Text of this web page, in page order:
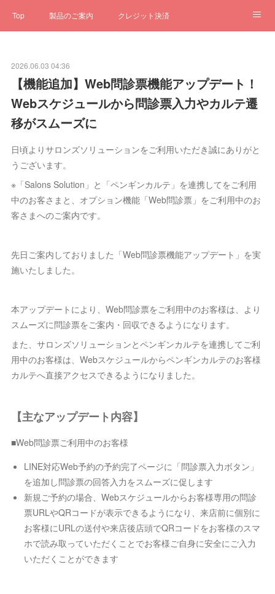
Top 製品のご案内 クレジット決済
クローゼット お問合せ
2026.06.03 04:36
【機能追加】Web問診票機能アップデート！
Webスケジュールから問診票入力やカルテ遷
移がスムーズに
日頃よりサロンズソリューションをご利用いただき誠にありがと
うございます。
※「Salons Solution」と「ペンギンカルテ」を連携してをご利用
中のお客さまと、オプション機能「Web問診票」をご利用中のお
客さまへのご案内です。
先日ご案内しておりました「Web問診票機能アップデート」を実
施いたしました。
本アップデートにより、Web問診票をご利用中のお客様は、より
スムーズに問診票をご案内・回収できるようになります。
また、サロンズソリューションとペンギンカルテを連携してご利
用中のお客様は、Webスケジュールからペンギンカルテのお客様
カルテへ直接アクセスできるようになりました。
【主なアップデート内容】
■Web問診票ご利用中のお客様
LINE対応Web予約の予約完了ページに「問診票入力ボタン」
を追加し問診票の回答入力をスムーズに促します
新規ご予約の場合、Webスケジュールからお客様専用の問診
票URLやQRコードが表示できるようになり、来店前に個別に
お客様にURLの送付や来店後店頭でQRコードをお客様のスマ
ホで読み取っていただくことでお客様ご自身に安全にご入力
いただくことができます